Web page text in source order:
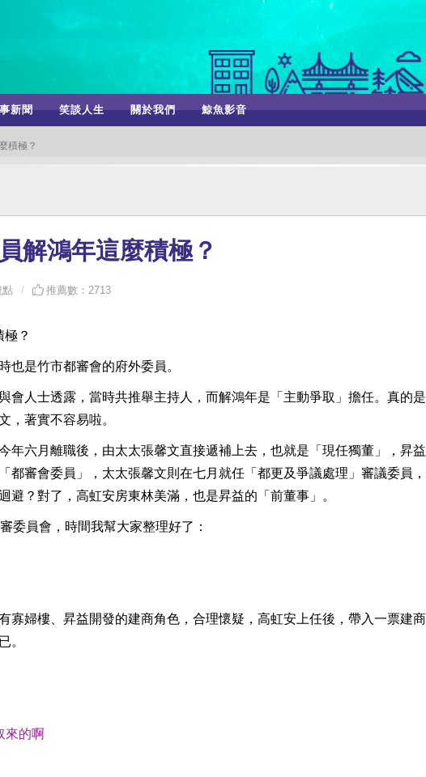
新聞 笑談人生 關於我們 鯨魚影音
積極？
解鴻年這麼積極？
點 推薦數：2713
？
也是竹市都審會的府外委員。
會人士透露，當時共推舉主持人，而解鴻年是「主動爭取」擔任。真的
，著實不容易啦。
年六月離職後，由太太張馨文直接遞補上去，也就是「現任獨董」，昇
都審會委員」，太太張馨文則在七月就任「都更及爭議處理」審議委員
避？對了，高虹安房東林美滿，也是昇益的「前董事」。
委員會，時間我幫大家整理好了：
寡婦樓、昇益開發的建商角色，合理懷疑，高虹安上任後，帶入一票建
。
來的啊